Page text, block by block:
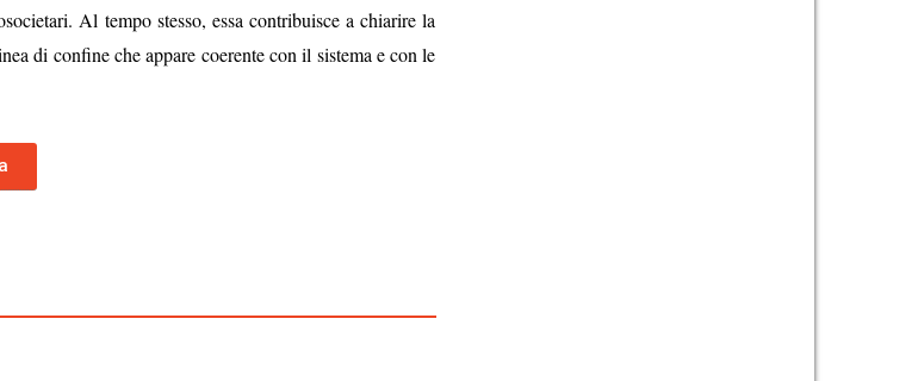
Al tempo stesso, essa contribuisce a chiarire la
di confine che appare coerente con il sistema e con le